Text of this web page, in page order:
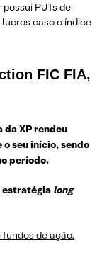
PUTs de
caso o índice
FIC FIA,
XP rendeu
o seu início, sendo
período.
estratégia long
de ação.